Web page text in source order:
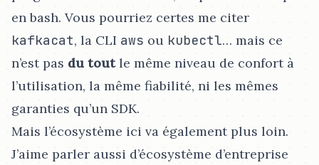
en bash. Vous pourriez certes me citer
kafkacat, la CLI aws ou kubectl…​ mais ce
n’est pas du toutle même niveau de confort à
l’utilisation, la même fiabilité, ni les mêmes
garanties qu’un SDK.
Mais l’écosystème ici va également plus loin.
J’aime parler aussi d’écosystème d’entreprise